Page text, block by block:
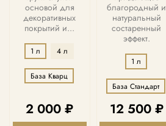
основой для
декоративных
покрытий и...
1 л 4 л
База Кварц
2 000 ₽
благородный и
натуральный
состаренный
эффект.
1 л
База Стандарт
12 500 ₽